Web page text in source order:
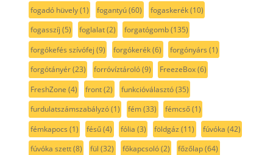
fogadó hüvely(1) fogantyú(60) fogaskerék(10)
fogasszíj (5) foglalat(2) forgatógomb(135)
forgókefés szívófej (9) forgókerék(6) forgónyárs (1)
forgótányér(23) forróvíztároló(9) FreezeBox(6)
FreshZone (4) front(2) funkcióválasztó(35)
furdulatszámszabályzó(1) fém(33) fémcső(1)
fémkapocs (1) fésű(4) fólia (3) földgáz (11) fúvóka (42)
fúvóka szett(8) fül (32) főkapcsoló(2) főzőlap(64)